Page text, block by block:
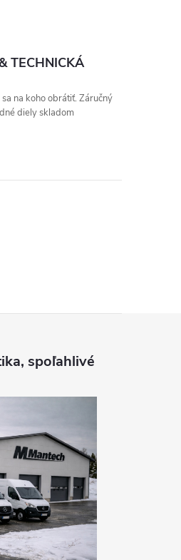
TECHNICKÁ
na koho obrátiť. Záručný
diely skladom
spoľahlivé